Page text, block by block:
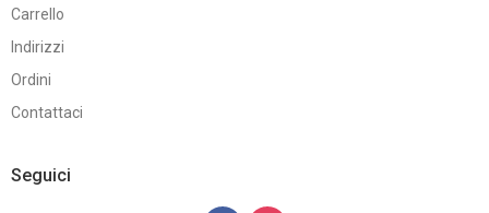
Carrello
Indirizzi
Ordini
Contattaci
Seguici